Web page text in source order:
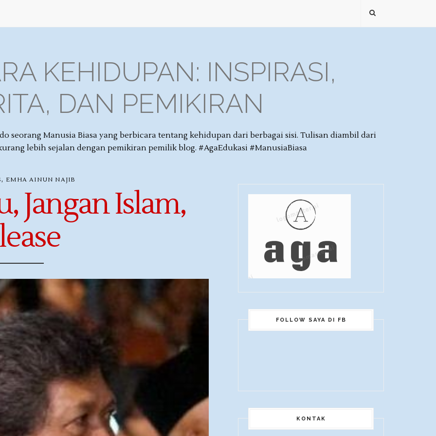
KEHIDUPAN: INSPIRASI,
DAN PEMIKIRAN
seorang Manusia Biasa yang berbicara tentang kehidupan dari berbagai sisi. Tulisan diambil dari
lebih sejalan dengan pemikiran pemilik blog. #AgaEdukasi #ManusiaBiasa
, EMHA AINUN NAJIB
Jangan Islam,
FOLLOW SAYA DI FB
KONTAK